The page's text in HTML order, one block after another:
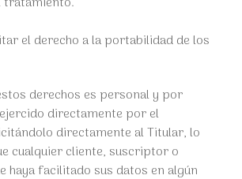
el derecho a la portabilidad de los
derechos es personal y por
directamente por el
directamente al Titular, lo
cualquier cliente, suscriptor o
haya facilitado sus datos en algún